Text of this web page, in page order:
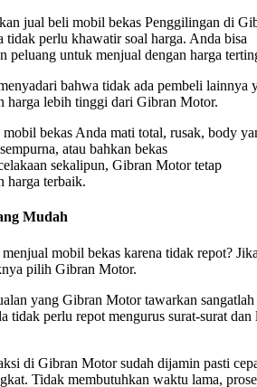
jual beli mobil bekas Penggilingan di
tidak perlu khawatir soal harga. Anda bisa
peluang untuk menjual dengan harga
bahwa tidak ada pembeli lainnya
harga lebih tinggi dari Gibran Motor.
bekas Anda mati total, rusak, body
atau bahkan bekas
sekalipun, Gibran Motor tetap
harga terbaik.
Mudah
mobil bekas karena tidak repot?
pilih Gibran Motor.
yang Gibran Motor tawarkan sangatlah
tidak perlu repot mengurus surat-surat dan
di Gibran Motor sudah dijamin pasti
Tidak membutuhkan waktu lama,